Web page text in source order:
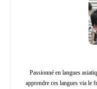
Passionné en langues
apprendre ces langues via le